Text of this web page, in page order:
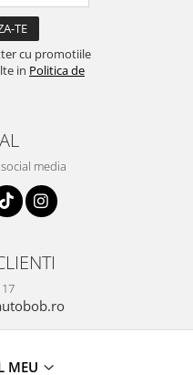
cu promotiile
in Politica de
media
MEU